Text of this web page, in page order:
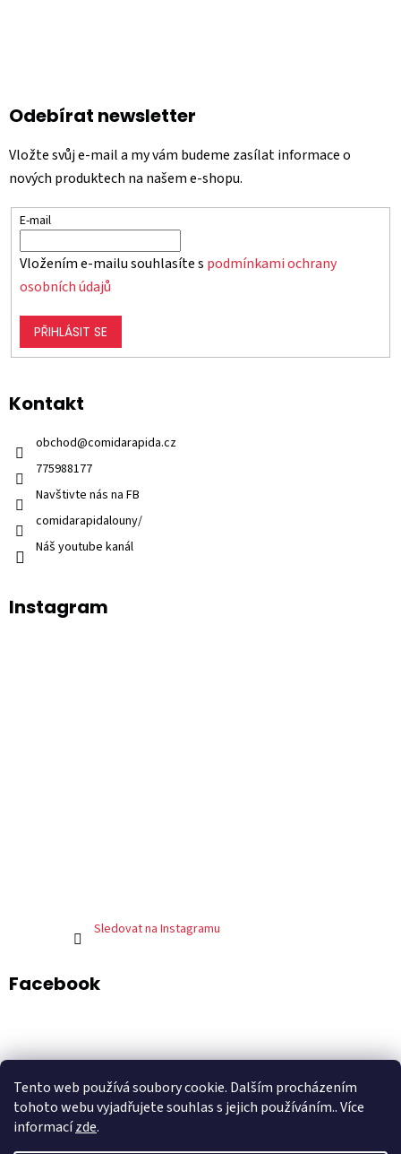
Tento web používá soubory cookie. Dalším procházením
tohoto webu vyjadřujete souhlas s jejich používáním.. Více
informacízde.
Odebírat newsletter
Vložte svůj e-mail a my vám budeme zasílat informace o
nových produktech na našem e-shopu.
E-mail
Vložením e-mailu souhlasíte s podmínkami ochrany
osobních údajů
PŘIHLÁSIT SE
Kontakt
obchod@comidarapida.cz
775988177
Navštivte nás na FB
comidarapidalouny/
Náš youtube kanál
Instagram
Sledovat na Instagramu
Facebook
Shoptet.cz